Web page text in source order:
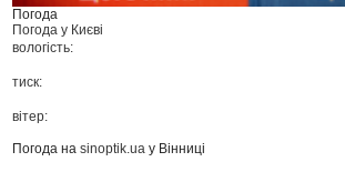
Погода
Погода у Києві
вологість:
тиск:
вітер:
Погода наsinoptik.ua у Вінниці